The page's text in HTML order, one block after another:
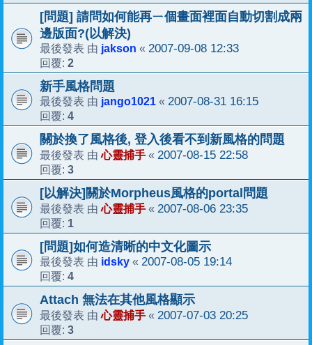
[問題] 請問如何能再ㄧ個畫面裡面自動切割成兩
邊版面?(以解決)
最後發表 由 jakson « 2007-09-08 12:33
回覆: 2
新手風格問題
最後發表 由 jango1021 « 2007-08-31 16:15
回覆: 4
關於換了風格後, 登入後看不到新風格的問題
最後發表 由心靈捕手 « 2007-08-15 22:58
回覆: 3
[以解決]關於Morpheus風格的portal問題
最後發表 由心靈捕手 « 2007-08-06 23:35
回覆: 1
[問題]如何造清晰的中文化圖示
最後發表 由 idsky « 2007-08-05 19:14
回覆: 4
Attach 無法在其他風格顯示
最後發表 由心靈捕手 « 2007-07-03 20:25
回覆: 3